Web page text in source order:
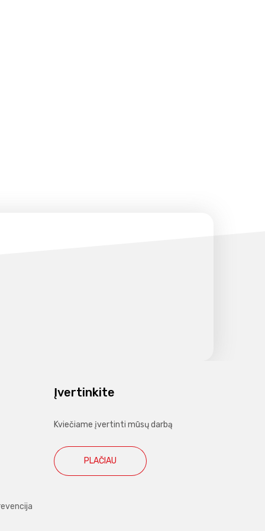
Įvertinkite
Kviečiame įvertinti mūsų darbą
PLAČIAU